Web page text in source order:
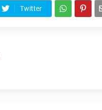
Twitter